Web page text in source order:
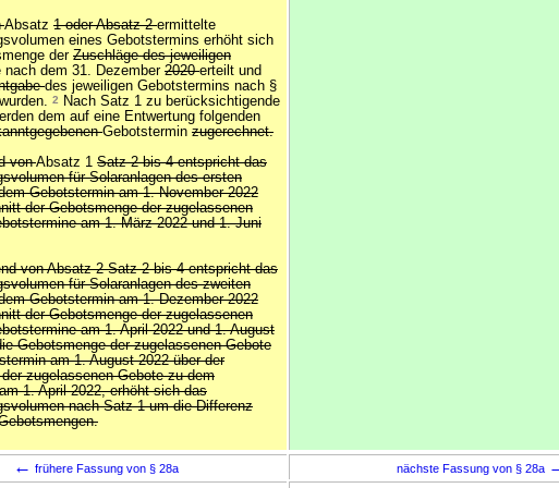
Absatz 1 oder Absatz 2ermittelte
eines Gebotstermins erhöht sich
der Zuschläge des jeweiligen
nach dem 31. Dezember 2020erteilt und
des jeweiligen Gebotstermins nach §
2
Nach Satz 1 zu berücksichtigende
dem auf eine Entwertung folgenden
Gebotstermin zugerechnet.
vonAbsatz 1 Satz 2 bis 4 entspricht das
für Solaranlagen des ersten
Gebotstermin am 1. November 2022
der Gebotsmenge der zugelassenen
am 1. März 2022 und 1. Juni
von Absatz 2 Satz 2 bis 4 entspricht das
für Solaranlagen des zweiten
Gebotstermin am 1. Dezember 2022
der Gebotsmenge der zugelassenen
am 1. April 2022 und 1. August
Gebotsmenge der zugelassenen Gebote
am 1. August 2022 über der
zugelassenen Gebote zu dem
1. April 2022, erhöht sich das
nach Satz 1 um die Differenz
← frühere Fassung von § 28a nächste Fassung von § 28a